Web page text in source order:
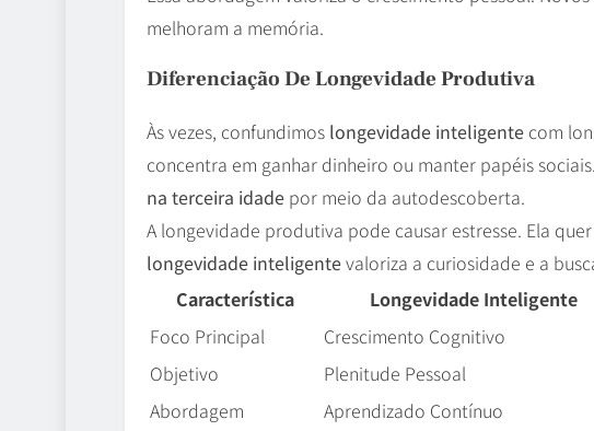
melhoram a memória.
Diferenciação De Longevidade Produtiva
Às vezes, confundimos longevidade inteligente com
concentra em ganhar dinheiro ou manter papéis
na terceira idade por meio da autodescoberta.
A longevidade produtiva pode causar estresse. Ela
longevidade inteligentevaloriza a curiosidade e a
Característica
Longevidade Inteligente
Foco Principal
Crescimento Cognitivo
Objetivo
Plenitude Pessoal
Abordagem
Aprendizado Contínuo